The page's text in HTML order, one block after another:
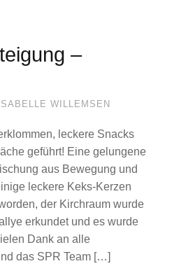
–
ISABELLE WILLEMSEN
leckere Snacks
geführt! Eine gelungene
aus Bewegung und
leckere Keks-Kerzen
der Kirchraum wurde
erkundet und es wurde
Dank an alle
das SPR Team […]